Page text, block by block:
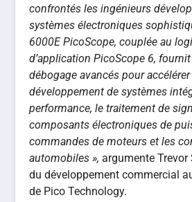
confrontés les ingénieurs
systèmes électroniques
6000E PicoScope, couplée au
d’application PicoScope 6,
débogage avancés pour
développement de systèmes
performance, le traitement de
composants électroniques de
commandes de moteurs et les
automobiles », argumente
du développement commercial
de Pico Technology.